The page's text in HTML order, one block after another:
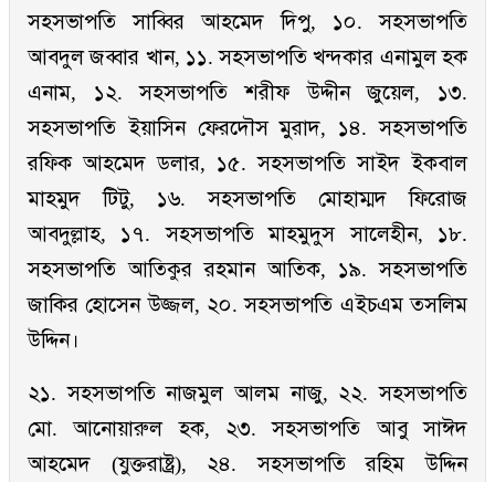
সহসভাপতি সাব্বির আহমেদ দিপু, ১০. সহসভাপতি
আবদুল জব্বার খান, ১১. সহসভাপতি খন্দকার এনামুল হক
এনাম, ১২. সহসভাপতি শরীফ উদ্দীন জুয়েল, ১৩.
সহসভাপতি ইয়াসিন ফেরদৌস মুরাদ, ১৪. সহসভাপতি
রফিক আহমেদ ডলার, ১৫. সহসভাপতি সাইদ ইকবাল
মাহমুদ টিটু, ১৬. সহসভাপতি মোহাম্মদ ফিরোজ
আবদুল্লাহ, ১৭. সহসভাপতি মাহমুদুস সালেহীন, ১৮.
সহসভাপতি আতিকুর রহমান আতিক, ১৯. সহসভাপতি
জাকির হোসেন উজ্জল, ২০. সহসভাপতি এইচএম তসলিম
উদ্দিন।
২১. সহসভাপতি নাজমুল আলম নাজু, ২২. সহসভাপতি
মো. আনোয়ারুল হক, ২৩. সহসভাপতি আবু সাঈদ
আহমেদ (যুক্তরাষ্ট্র), ২৪. সহসভাপতি রহিম উদ্দিন